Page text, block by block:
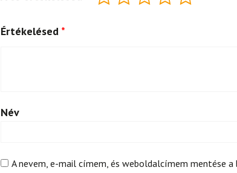
Értékelésed *
Név
A nevem, e-mail címem, és weboldalcímem mentése